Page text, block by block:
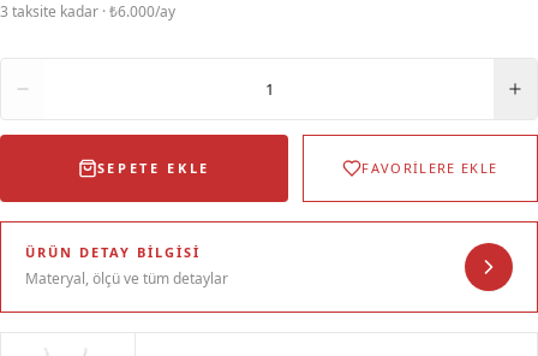
3 taksite kadar · ₺6.000/ay
1
SEPETE EKLE FAVORİLERE EKLE
ÜRÜN DETAY BILGISI
Materyal, ölçü ve tüm detaylar